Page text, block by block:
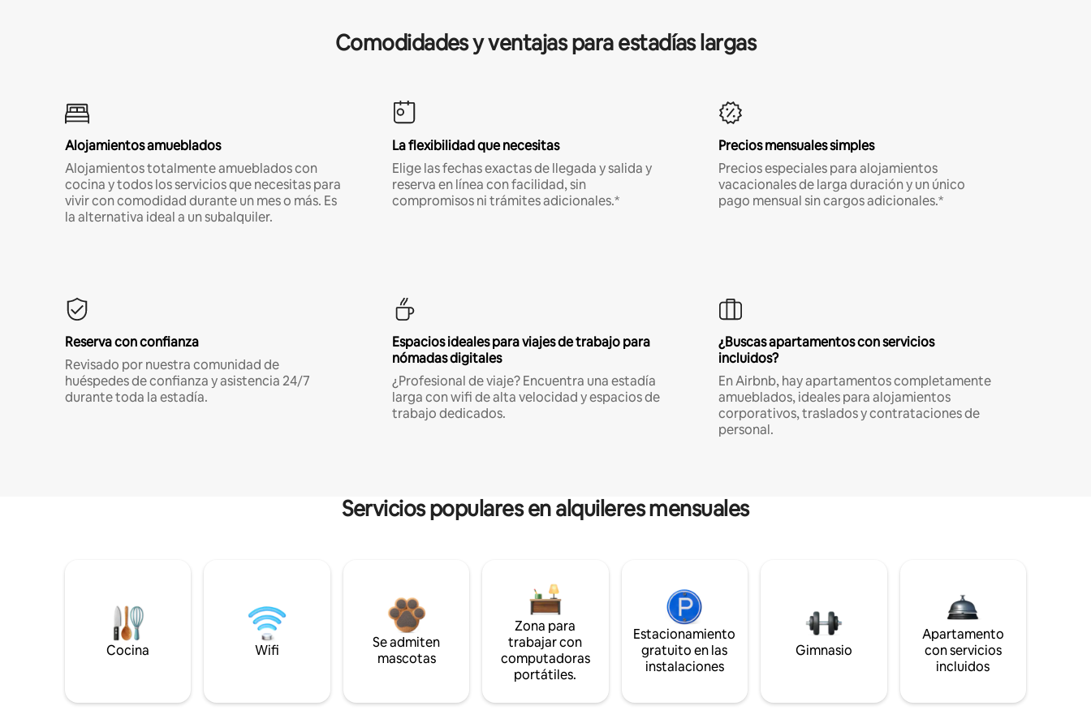
Comodidades y ventajas para estadías largas
Alojamientos amueblados
Alojamientos totalmente amueblados con
cocina y todos los servicios que necesitas para
vivir con comodidad durante un mes o más. Es
la alternativa ideal a un subalquiler.
La flexibilidad que necesitas
Elige las fechas exactas de llegada y salida y
reserva en línea con facilidad, sin
compromisos ni trámites adicionales.*
Precios mensuales simples
Precios especiales para alojamientos
vacacionales de larga duración y un único
pago mensual sin cargos adicionales.*
Reserva con confianza
Revisado por nuestra comunidad de
huéspedes de confianza y asistencia 24/7
durante toda la estadía.
Espacios ideales para viajes de trabajo para
nómadas digitales
¿Profesional de viaje? Encuentra una estadía
larga con wifi de alta velocidad y espacios de
trabajo dedicados.
¿Buscas apartamentos con servicios
incluidos?
En Airbnb, hay apartamentos completamente
amueblados, ideales para alojamientos
corporativos, traslados y contrataciones de
personal.
Servicios populares en alquileres mensuales
Cocina Wifi
Se admiten
mascotas
Zona para
trabajar con
computadoras
portátiles.
Estacionamiento
gratuito en las
instalaciones
Gimnasio
Apartamento
con servicios
incluidos